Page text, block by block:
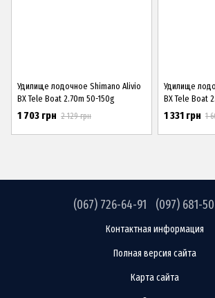
Удилище лодочное Shimano Alivio
BX Tele Boat 2.70m 50-150g
1 703 грн 2 129 грн
Удилище
BX Tele Boat
1 331 грн 1
(067) 726-64-91 (097) 681-
Контактная информация
Полная версия сайта
Карта сайта